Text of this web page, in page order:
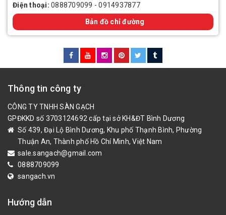
Điện thoại: 0888709099 -0914937877
Bản đồ chỉ đường
Thông tin công ty
CÔNG TY TNHH SÀN GẠCH
GPĐKKD số 3703124692 cấp tại sở KH&ĐT Bình Dương
Số 439, Đại Lộ Bình Dương, Khu phố Thạnh Bình, Phường
Thuận An, Thành phố Hồ Chí Minh, Việt Nam
sale.sangach@gmail.com
0888709099
sangach.vn
Hướng dẫn